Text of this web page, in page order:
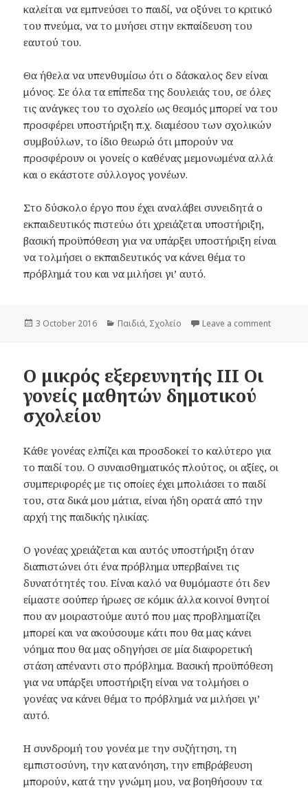
καλείται να εμπνεύσει το παιδί, να οξύνει το κριτικό
του πνεύμα, να το μυήσει στην εκπαίδευση του
εαυτού του.
Θα ήθελα να υπενθυμίσω ότι ο δάσκαλος δεν είναι
μόνος. Σε όλα τα επίπεδα της δουλειάς του, σε όλες
τις ανάγκες του το σχολείο ως θεσμός μπορεί να του
προσφέρει υποστήριξη π.χ. διαμέσου των σχολικών
συμβούλων, το ίδιο θεωρώ ότι μπορούν να
προσφέρουν οι γονείς ο καθένας μεμονωμένα αλλά
και ο εκάστοτε σύλλογος γονέων.
Στο δύσκολο έργο που έχει αναλάβει συνειδητά ο
εκπαιδευτικός πιστεύω ότι χρειάζεται υποστήριξη,
βασική προϋπόθεση για να υπάρξει υποστήριξη είναι
να τολμήσει ο εκπαιδευτικός να κάνει θέμα το
πρόβλημά του και να μιλήσει γι’ αυτό.
Posted
3 October 2016 Categories
Παιδιά, Σχολείο Leave a comment
Ο μικρός εξερευνητής ΙΙΙ Οι
γονείς μαθητών δημοτικού
σχολείου
Κάθε γονέας ελπίζει και προσδοκεί το καλύτερο για
το παιδί του. Ο συναισθηματικός πλούτος, οι αξίες, οι
συμπεριφορές με τις οποίες έχει μπολιάσει το παιδί
του, στα δικά μου μάτια, είναι ήδη ορατά από την
αρχή της παιδικής ηλικίας.
Ο γονέας χρειάζεται και αυτός υποστήριξη όταν
διαπιστώνει ότι ένα πρόβλημα υπερβαίνει τις
δυνατότητές του. Είναι καλό να θυμόμαστε ότι δεν
είμαστε σούπερ ήρωες σε κόμικ άλλα κοινοί θνητοί
που αν μοιραστούμε αυτό που μας προβληματίζει
μπορεί και να ακούσουμε κάτι που θα μας κάνει
νόημα που θα μας οδηγήσει σε μία διαφορετική
στάση απέναντι στο πρόβλημα. Βασική προϋπόθεση
για να υπάρξει υποστήριξη είναι να τολμήσει ο
γονέας να κάνει θέμα το πρόβλημά να μιλήσει γι’
αυτό.
Η συνδρομή του γονέα με την συζήτηση, τη
εμπιστοσύνη, την κατανόηση, την επιβράβευση
μπορούν, κατά την γνώμη μου, να βοηθήσουν τα